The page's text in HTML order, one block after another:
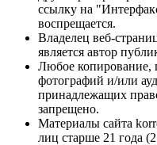
ссылку на
воспрещается.
Владелец веб-
является автор
Любое копирование,
фотографий и/или
принадлежащих
запрещено.
Материалы сайта
лиц старше 21 года